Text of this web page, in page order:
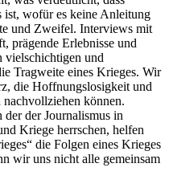
ist, wofür es keine Anleitung
und Zweifel. Interviews mit
prägende Erlebnisse und
vielschichtigen und
Tragweite eines Krieges. Wir
die Hoffnungslosigkeit und
können.
der Journalismus in
Kriege herrschen, helfen
die Folgen eines Krieges
wir uns nicht alle gemeinsam